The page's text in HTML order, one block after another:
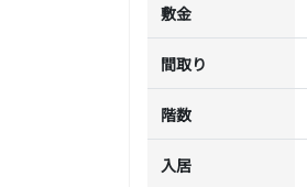
敷金
間取り
階数
入居